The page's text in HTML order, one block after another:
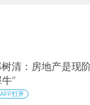
清：房地产是现
”
APP打开